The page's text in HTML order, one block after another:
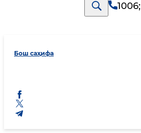
1006;
Бош саҳифа